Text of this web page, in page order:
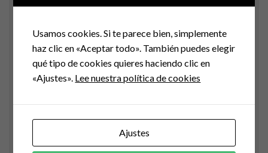
Comentario*
Usamos cookies. Si te parece bien, simplemente
haz clic en «Aceptar todo». También puedes elegir
qué tipo de cookies quieres haciendo clic en
«Ajustes». Lee nuestra política de cookies
Ajustes